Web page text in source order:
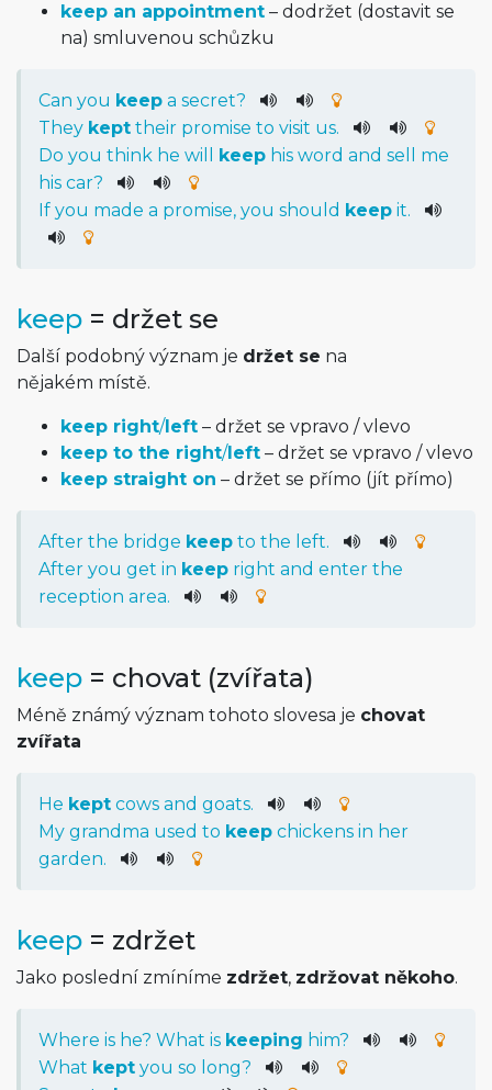
keep an appointment – dodržet (dostavit se
na) smluvenou schůzku
Can you keep a secret?
They kept their promise to visit us.
Do you think he will keep his word and sell
me
his car?
If you made a promise, you should keep it.
keep = držet se
Další podobný význam je držet se na
nějakém místě.
keep right/left – držet se vpravo / vlevo
keep to the right/left – držet se vpravo / vlevo
keep straight on – držet se přímo (jít přímo)
After the bridge keep to the left.
After you get in keep right and enter the
reception area.
keep = chovat (zvířata)
Méně známý význam tohoto slovesa je chovat
zvířata
He kept cows and goats.
My grandma used to keep chickens in her
garden.
keep = zdržet
Jako poslední zmíníme zdržet, zdržovat někoho.
Where is he? What is keeping him?
What kept you so long?